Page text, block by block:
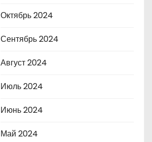
Октябрь 2024
Сентябрь 2024
Август 2024
Июль 2024
Июнь 2024
Май 2024